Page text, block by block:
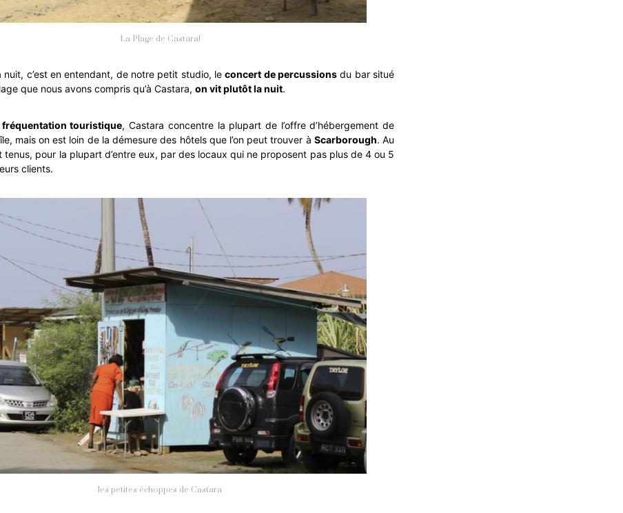
La Plage de Castara!
nuit, c’est en entendant, de notre petit studio, leconcert de percussions du bar situé
que nous avons compris qu’à Castara, on vit plutôt la nuit.
fréquentation touristique, Castara concentre la plupart de l’offre d’hébergement de
mais on est loin de la démesure des hôtels que l’on peut trouver à Scarborough. Au
tenus, pour la plupart d’entre eux, par des locaux qui ne proposent pas plus de 4 ou 5
clients.
les petites échoppes de Castara